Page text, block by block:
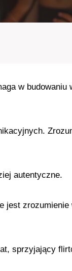
w budowaniu
autentyczne.
zrozumienie
sprzyjający